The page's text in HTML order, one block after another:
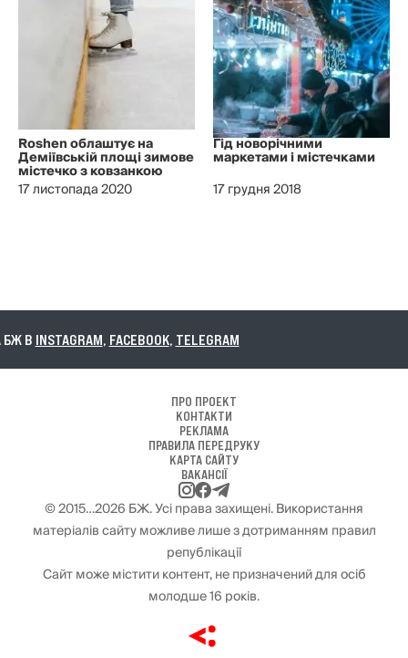
Roshen облаштує на
Деміївській площі зимове
містечко з ковзанкою
17 листопада 2020
Гід новорічними
маркетами і містечками
17 грудня 2018
INSTAGRAM,FACEBOOK,TELEGRAM
ПРО ПРОЕКТ
КОНТАКТИ
РЕКЛАМА
ПРАВИЛА ПЕРЕДРУКУ
КАРТА САЙТУ
ВАКАНСІЇ
© 2015…2026 БЖ. Усі права захищені. Використання
матеріалів сайту можливе лише з дотриманням правил
републікації
Сайт може містити контент, не призначений для осіб
молодше 16 років.